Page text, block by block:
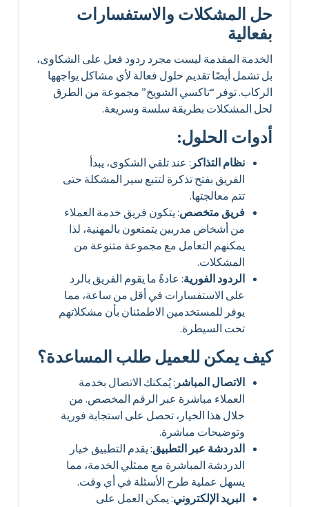
حل المشكلات والاستفسارات
بفعالية
الخدمة المقدمة ليست مجرد ردود فعل على الشكاوى،
بل تشمل أيضًا تقديم حلول فعالة لأي مشاكل يواجهها
الركاب. توفر “تاكسي الشويخ” مجموعة من الطرق
لحل المشكلات بطريقة سلسة وسريعة.
أدوات الحلول:
نظام التذاكر: عند تلقي الشكوى، يبدأ
الفريق بفتح تذكرة لتتبع سير المشكلة حتى
تتم معالجتها.
فريق متخصص : يتكون فريق خدمة العملاء
من أشخاص مدربين يتمتعون بالمهنية، لذا
يمكنهم التعامل مع مجموعة متنوعة من
المشكلات.
الردود الفورية: عادةً ما يقوم الفريق بالرد
على الاستفسارات في أقل من ساعة، مما
يوفر للمستخدمين الاطمئنان بأن مشكلاتهم
تحت السيطرة.
كيف يمكن للعميل طلب المساعدة؟
الاتصال المباشر: يُمكنك الاتصال بخدمة
العملاء مباشرة عبر الرقم المخصص. من
خلال هذا الخيار، تحصل على استجابة فورية
وتوضيحات مباشرة.
الدردشة عبر التطبيق: يقدم التطبيق خيار
الدردشة المباشرة مع ممثلي الخدمة، مما
يسهل عملية طرح الأسئلة في أي وقت.
البريد الإلكتروني: يمكن العمل على